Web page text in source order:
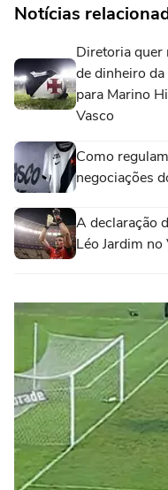
Notícias
Diretoria quer
de dinheiro
para Marino
Vasco
Como
negociações
A declaração
Léo Jardim no